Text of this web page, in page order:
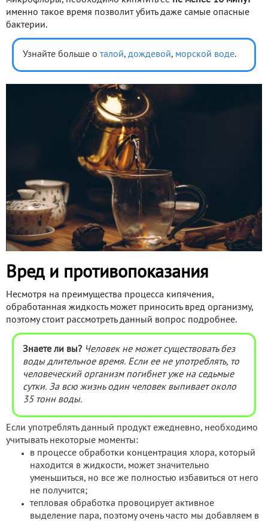
именно такое время позволит убить даже самые опасные
бактерии.
Узнайте больше о талой, дождевой, морской воде.
Вред и противопоказания
Несмотря на преимущества процесса кипячения,
обработанная жидкость может приносить вред организму,
поэтому стоит рассмотреть данный вопрос подробнее.
Знаете ли вы? Человек не может существовать без
воды длительное время. Если ее не употреблять, то
человеческий организм погибнет уже на седьмые
сутки. За всю жизнь один человек выпивает около
35 тонн воды.
Если употреблять данный продукт ежедневно, необходимо
учитывать некоторые моменты:
в процессе обработки концентрация хлора, который
находится в жидкости, может значительно
уменьшиться, но все же полностью избавиться от него
не получится;
тепловая обработка провоцирует активное
выделение пара, поэтому очень часто мы добавляем в